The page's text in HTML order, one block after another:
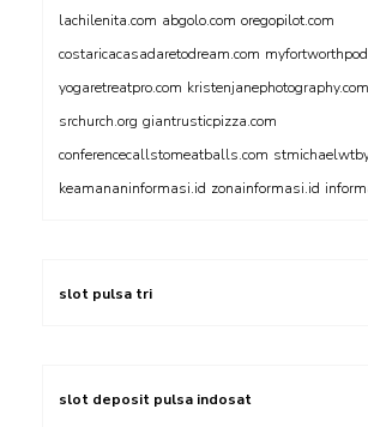
lachilenita.com abgolo.com oregopilot.com
costaricacasadaretodream.com
yogaretreatpro.com kristenjanephotography.com
srchurch.org giantrusticpizza.com
conferencecallstomeatballs.com
keamananinformasi.id zonainformasi.id
slot pulsa tri
slot deposit pulsa indosat